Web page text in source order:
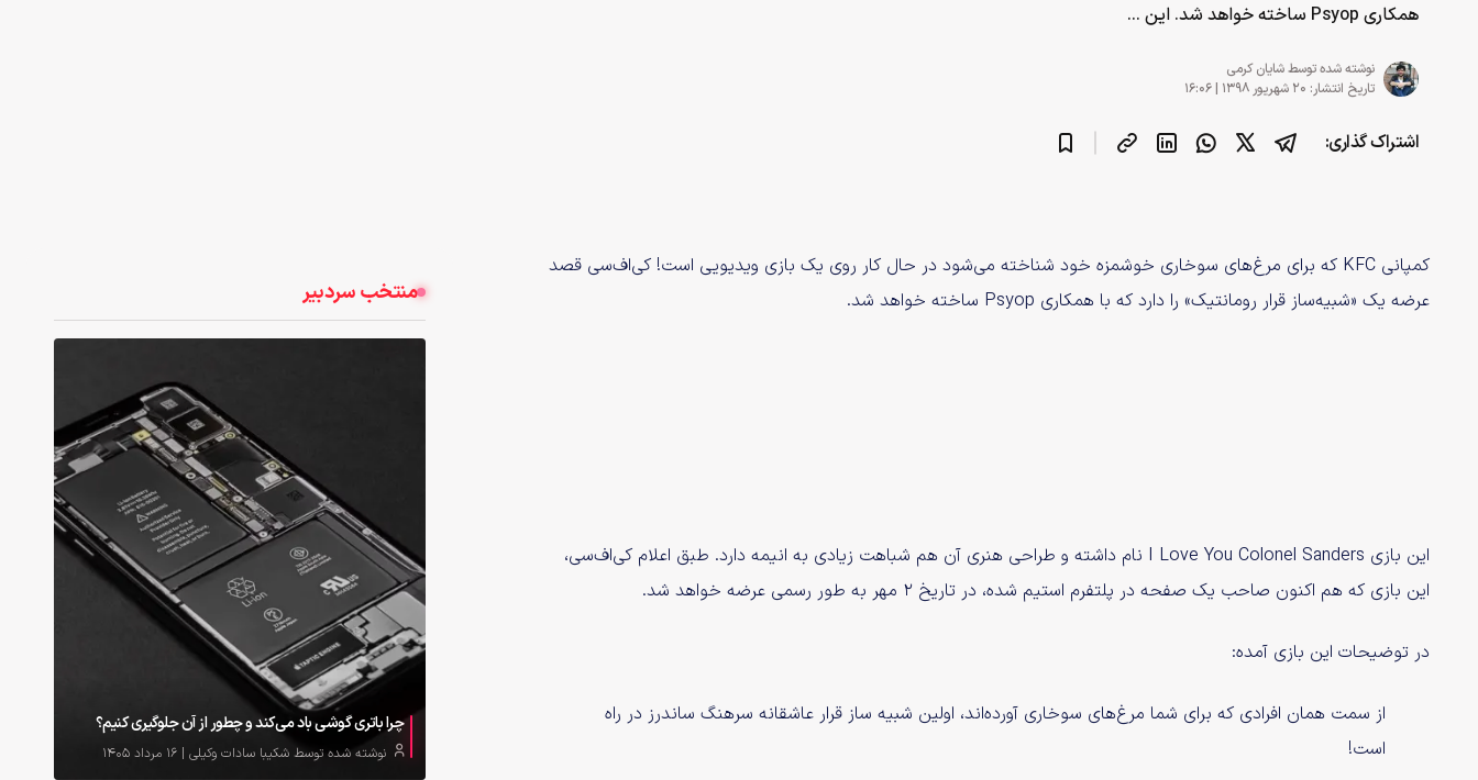
همکاری Psyop ساخته خواهد شد. این ...
نوشته شده توسطشایان کرمی
تاریخ انتشار: ۲۰ شهریور ۱۳۹۸ | ۱۶:۰۶
اشتراک گذاری:
منتخب سردبیر
چرا باتری گوشی باد می‌کند و چطور از آن جلوگیری کنیم؟
نوشته شده توسط شکیبا سادات وکیلی | ۱۶ مرداد ۱۴۰۵
کمپانی KFC که برای مرغ‌های سوخاری خوشمزه خود شناخته می‌شود در حال کار روی یک بازی ویدیویی است! کی‌اف‌سی قصد
عرضه یک «شبیه‌ساز قرار رومانتیک» را دارد که با همکاری Psyop ساخته خواهد شد.
این بازی I Love You Colonel Sanders نام داشته و طراحی هنری آن هم شباهت زیادی به انیمه دارد. طبق اعلام کی‌اف‌سی،
این بازی که هم اکنون صاحب یک صفحه در پلتفرم استیم شده، در تاریخ ۲ مهر به طور رسمی عرضه خواهد شد.
در توضیحات این بازی آمده:
از سمت همان افرادی که برای شما مرغ‌های سوخاری آورده‌اند، اولین شبیه ساز قرار عاشقانه سرهنگ ساندرز در راه
است!